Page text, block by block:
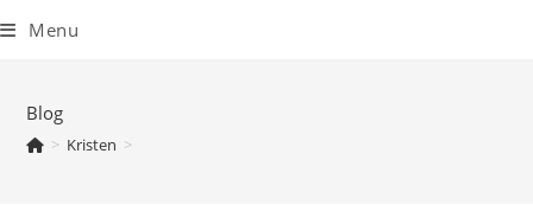
to
content
Menu
Blog
> Kristen >